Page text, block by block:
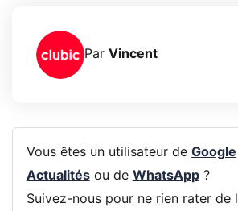
Par Vincent
Vous êtes un utilisateur de Google
Actualitésou de WhatsApp?
Suivez-nous pour ne rien rater de